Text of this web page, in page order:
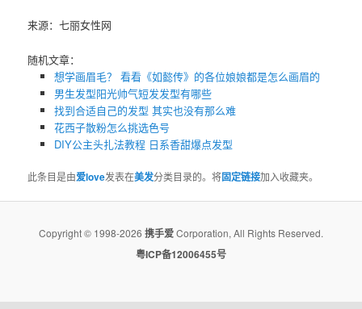
来源：七丽女性网
随机文章：
想学画眉毛？ 看看《如懿传》的各位娘娘都是怎么画眉的
男生发型阳光帅气短发发型有哪些
找到合适自己的发型 其实也没有那么难
花西子散粉怎么挑选色号
DIY公主头扎法教程 日系香甜爆点发型
此条目是由爱love发表在美发分类目录的。将固定链接加入收藏夹。
Copyright © 1998-2026 携手爱Corporation, All Rights Reserved.
粤ICP备12006455号